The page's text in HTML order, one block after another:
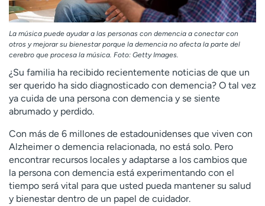
e
a
e
n
c
o
n
t
r
r
La música puede ayudar a las personas con demencia a conectar con
otros y mejorar su bienestar porque la demencia no afecta la parte del
cerebro que procesa la música. Foto: Getty Images.
¿Su familia ha recibido recientemente noticias de que un
ser querido ha sido diagnosticado con demencia? O tal vez
ya cuida de una persona con demencia y se siente
abrumado y perdido.
Con más de 6 millones de estadounidenses que viven con
Alzheimer o demencia relacionada, no está solo. Pero
encontrar recursos locales y adaptarse a los cambios que
la persona con demencia está experimentando con el
tiempo será vital para que usted pueda mantener su salud
y bienestar dentro de un papel de cuidador.